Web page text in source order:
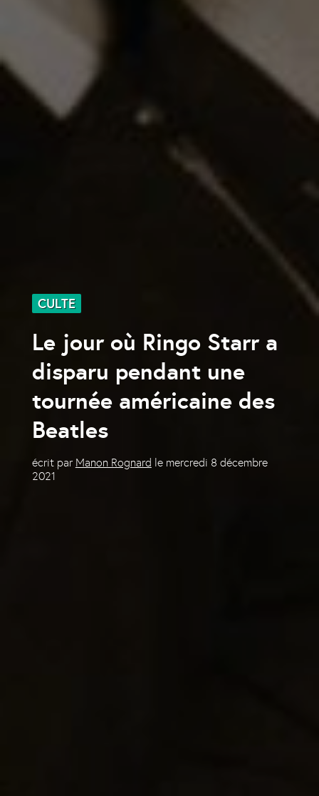
CULTE
Le jour où Ringo Starr a
disparu pendant une
tournée américaine des
Beatles
écrit par Manon Rognard le mercredi 8 décembre
2021